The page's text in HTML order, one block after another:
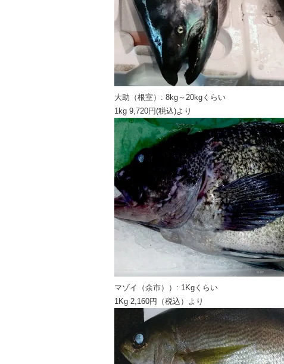
大助（根室）: 8kg～20kgくらい
1kg 9,720円(税込)より
マゾイ（余市））: 1Kgくらい
1Kg 2,160円（税込）より